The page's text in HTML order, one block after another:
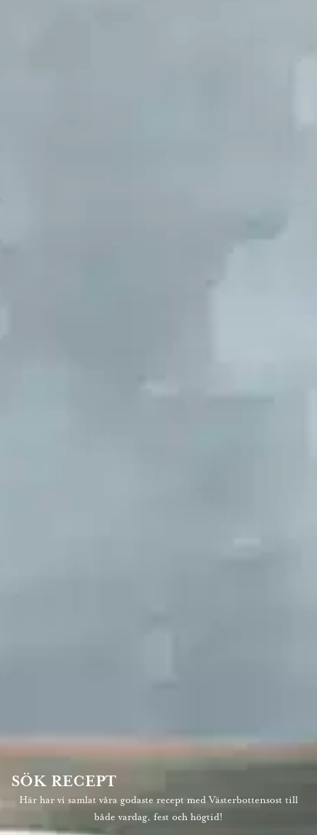
SÖK RECEPT
Här har vi samlat våra godaste recept med Västerbottensost till
både vardag, fest och högtid!